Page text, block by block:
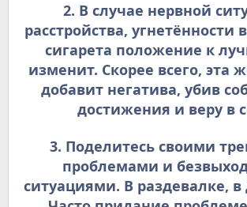
2. В случае нервной
расстройства, угнетённости
сигарета положение к
изменит. Скорее всего, эта
добавит негатива, убив
достижения и веру в
3. Поделитесь своими
проблемами и
ситуациями. В раздевалке, в